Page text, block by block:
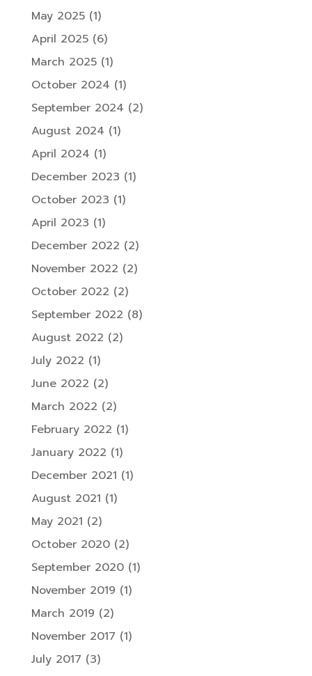
May 2025(1)
April 2025(6)
March 2025(1)
October 2024 (1)
September 2024 (2)
August 2024 (1)
April 2024 (1)
December 2023 (1)
October 2023 (1)
April 2023 (1)
December 2022 (2)
November 2022 (2)
October 2022 (2)
September 2022 (8)
August 2022 (2)
July 2022 (1)
June 2022 (2)
March 2022 (2)
February 2022 (1)
January 2022 (1)
December 2021 (1)
August 2021 (1)
May 2021 (2)
October 2020(2)
September 2020(1)
November 2019 (1)
March 2019 (2)
November 2017 (1)
July 2017 (3)